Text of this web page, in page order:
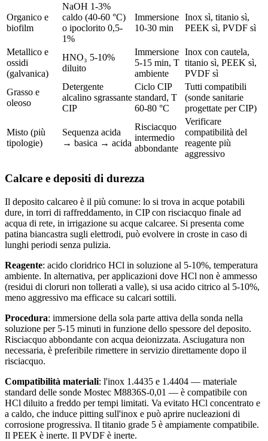
Organico e
biofilm
NaOH 1-3%
caldo (40-60 °C)
o ipoclorito 0,5-
1%
Immersione
10-30 min
Inox sì, titanio sì,
PEEK sì, PVDF sì
Metallico e
ossidi
(galvanica)
HNO₃ 5-10%
diluito
Immersione
5-15 min, T
ambiente
Inox con cautela,
titanio sì, PEEK sì,
PVDF sì
Grasso e
oleoso
Detergente
alcalino sgrassante
CIP
Ciclo CIP
standard, T
60-80 °C
Tutti compatibili
(sonde sanitarie
progettate per CIP)
Misto (più
tipologie)
Sequenza acida
→ basica → acida
Risciacquo
intermedio
abbondante
Verificare
compatibilità del
reagente più
aggressivo
Calcare e depositi di durezza
Il deposito calcareo è il più comune: lo si trova in acque potabili
dure, in torri di raffreddamento, in CIP con risciacquo finale ad
acqua di rete, in irrigazione su acque calcaree. Si presenta come
patina biancastra sugli elettrodi, può evolvere in croste in caso di
lunghi periodi senza pulizia.
Reagente: acido cloridrico HCl in soluzione al 5-10%, temperatura
ambiente. In alternativa, per applicazioni dove HCl non è ammesso
(residui di cloruri non tollerati a valle), si usa acido citrico al 5-10%,
meno aggressivo ma efficace su calcari sottili.
Procedura: immersione della sola parte attiva della sonda nella
soluzione per 5-15 minuti in funzione dello spessore del deposito.
Risciacquo abbondante con acqua deionizzata. Asciugatura non
necessaria, è preferibile rimettere in servizio direttamente dopo il
risciacquo.
Compatibilità materiali: l'inox 1.4435 e 1.4404 — materiale
standard delle sonde Mostec M8836S-0,01 — è compatibile con
HCl diluito a freddo per tempi limitati. Va evitato HCl concentrato e
a caldo, che induce pitting sull'inox e può aprire nucleazioni di
corrosione progressiva. Il titanio grade 5 è ampiamente compatibile.
Il PEEK è inerte. Il PVDF è inerte.